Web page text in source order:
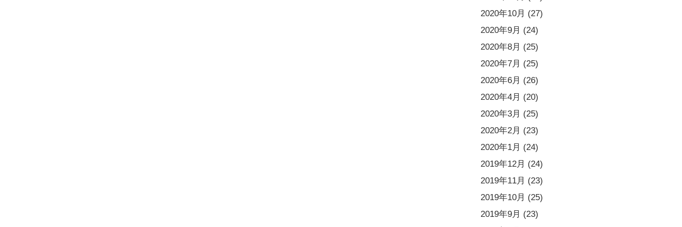
2020年10月 (27)
2020年9月 (24)
2020年8月 (25)
2020年7月 (25)
2020年6月 (26)
2020年4月 (20)
2020年3月 (25)
2020年2月 (23)
2020年1月 (24)
2019年12月 (24)
2019年11月 (23)
2019年10月 (25)
2019年9月 (23)